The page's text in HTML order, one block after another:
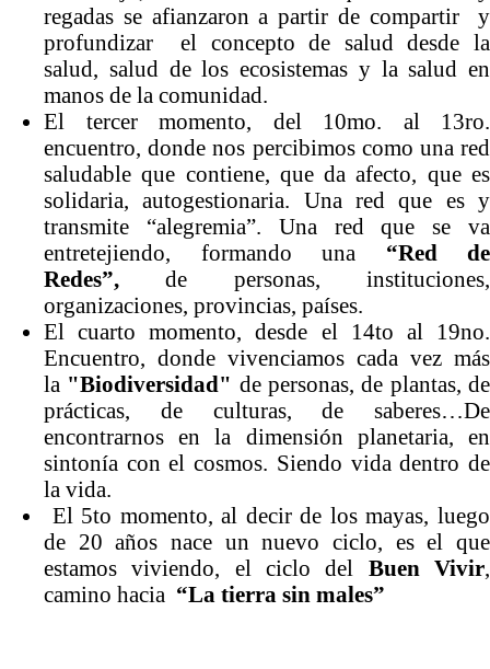
regadas se afianzaron a partir de compartir y
profundizar el concepto de salud desde la
salud, salud de los ecosistemas y la salud en
manos de la comunidad.
El tercer momento, del 10mo. al 13ro.
encuentro, donde nos percibimos como una red
saludable que contiene, que da afecto, que es
solidaria, autogestionaria. Una red que es y
transmite “alegremia”. Una red que se va
entretejiendo, formando una “Red de
Redes”,de personas, instituciones,
organizaciones, provincias, países.
El cuarto momento, desde el 14to al 19no.
Encuentro, donde vivenciamos cada vez más
la "Biodiversidad" de personas, de plantas, de
prácticas, de culturas, de saberes…De
encontrarnos en la dimensión planetaria, en
sintonía con el cosmos. Siendo vida dentro de
la vida.
El 5to momento, al decir de los mayas, luego
de 20 años nace un nuevo ciclo, es el que
estamos viviendo, el ciclo del Buen Vivir,
camino hacia “La tierra sin males”